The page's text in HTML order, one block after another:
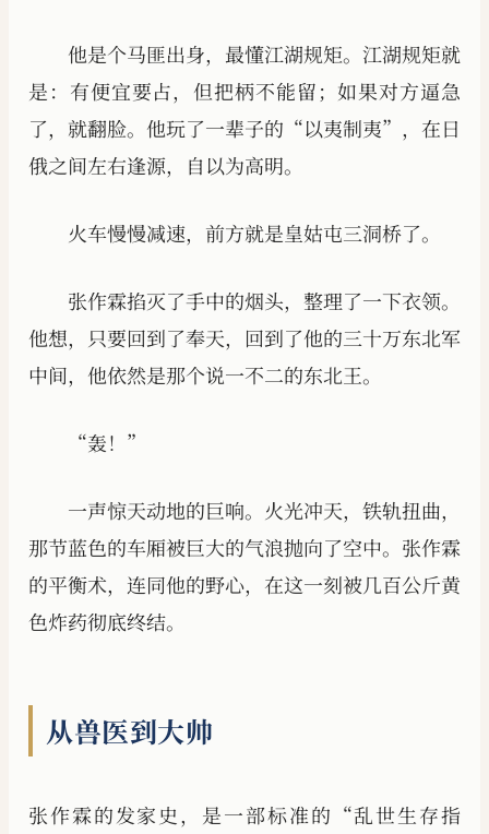
他是个马匪出身，最懂江湖规矩。江湖规矩就
是：有便宜要占，但把柄不能留；如果对方逼急
了，就翻脸。他玩了一辈子的“以夷制夷”，在日
俄之间左右逢源，自以为高明。
火车慢慢减速，前方就是皇姑屯三洞桥了。
张作霖掐灭了手中的烟头，整理了一下衣领。
他想，只要回到了奉天，回到了他的三十万东北军
中间，他依然是那个说一不二的东北王。
“轰！”
一声惊天动地的巨响。火光冲天，铁轨扭曲，
那节蓝色的车厢被巨大的气浪抛向了空中。张作霖
的平衡术，连同他的野心，在这一刻被几百公斤黄
色炸药彻底终结。
从兽医到大帅
张作霖的发家史，是一部标准的“乱世生存指